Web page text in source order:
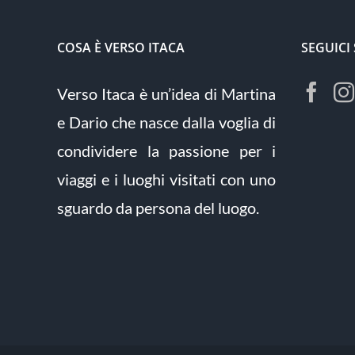
COSA È VERSO ITACA
Verso Itaca è un’idea di Martina
e Dario che nasce dalla voglia di
condividere la passione per i
viaggi e i luoghi visitati con uno
sguardo da persona del luogo.
SEGUICI